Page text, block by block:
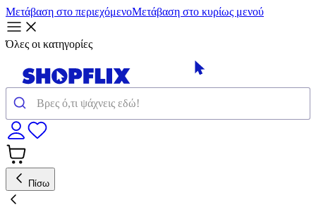
Μετάβαση στο περιεχόμενοΜετάβαση στο κυρίως μενού
Όλες οι κατηγορίες
Πίσω